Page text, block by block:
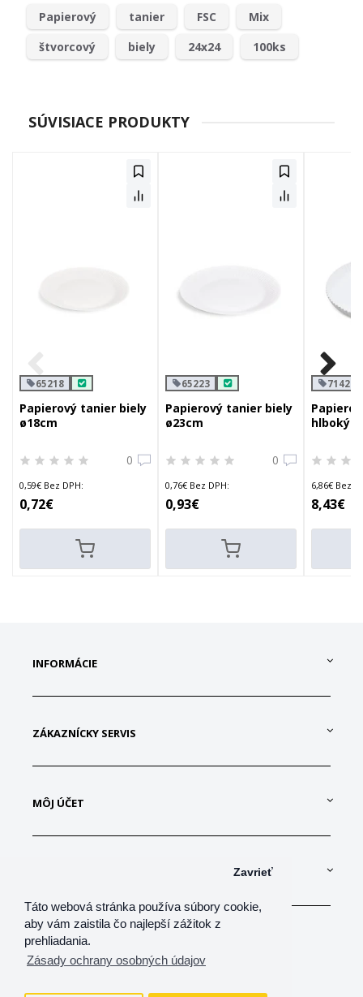
Táto webová stránka používa súbory cookie,
aby vám zaistila čo najlepší zážitok z
prehliadania.
Zásady ochrany osobných údajov
Zavrieť
Papierový tanier FSC
Mix
štvorcový
biely 24x24 100ks
SÚVISIACE PRODUKTY
65218
Papierový tanier biely
ø18cm
0
0,59€ Bez DPH:
0,72€
65223
Papierový tanier biely
ø23cm
0
0,76€ Bez DPH:
0,93€
71426
hlboký
6,86€ Bez
8,43€
INFORMÁCIE
ZÁKAZNÍCKY SERVIS
MÔJ ÚČET